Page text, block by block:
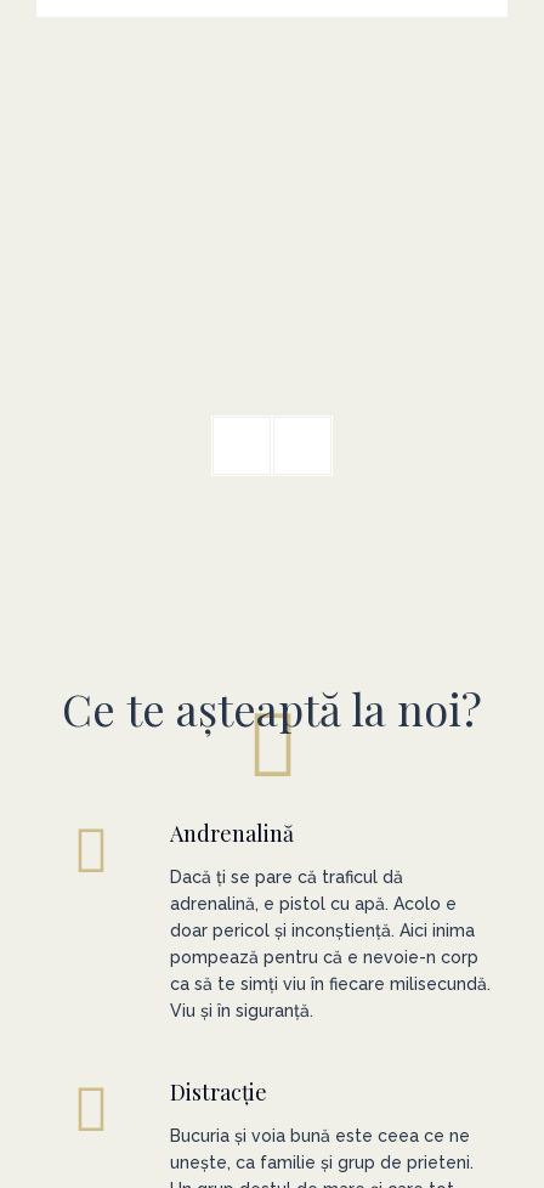
Ce te așteaptă la noi?
Andrenalină
Dacă ți se pare că traficul dă
adrenalină, e pistol cu apă. Acolo e
doar pericol și inconștiență. Aici inima
pompează pentru că e nevoie-n corp
ca să te simți viu în fiecare milisecundă.
Viu și în siguranță.
Distracție
Bucuria și voia bună este ceea ce ne
unește, ca familie și grup de prieteni.